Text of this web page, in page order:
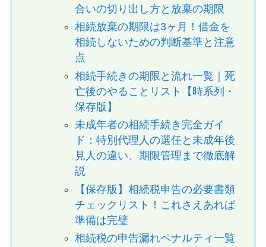
合いの切り出し方と放棄の期限
相続放棄の期限は3ヶ月！借金を
相続しないための判断基準と注意
点
相続手続きの期限と流れ一覧｜死
亡後のやることリスト【時系列・
保存版】
未成年者の相続手続き完全ガイ
ド：特別代理人の選任と未成年後
見人の違い、期限管理まで徹底解
説
【保存版】相続税申告の必要書類
チェックリスト！これさえあれば
準備は完璧
相続税の申告漏れペナルティ一覧